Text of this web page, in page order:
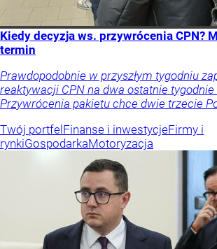
Kiedy decyzja ws. przywrócenia CPN?
termin
Prawdopodobnie w przyszłym tygodniu
reaktywacji CPN na dwa ostatnie tygodnie
Przywrócenia pakietu chce dwie trzecie
Twój portfel Finanse i inwestycjeFirmy i
rynkiGospodarkaMotoryzacja